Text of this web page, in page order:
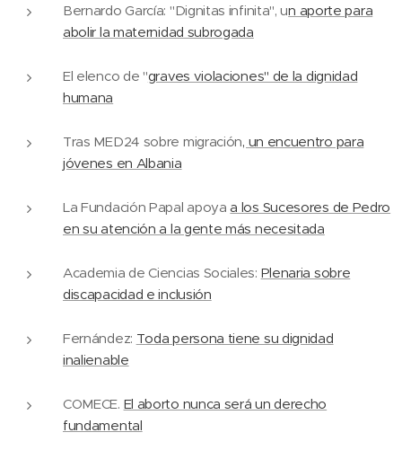
Bernardo García: "Dignitas infinita", un aporte para
abolir la maternidad subrogada
El elenco de "graves violaciones" de la dignidad
humana
Tras MED24 sobre migración, un encuentro para
jóvenes en Albania
La Fundación Papal apoyaa los Sucesores de Pedro
en su atención a la gente más necesitada
Academia de Ciencias Sociales: Plenaria sobre
discapacidad e inclusión
Fernández: Toda persona tiene su dignidad
inalienable
COMECE. El aborto nunca será un derecho
fundamental